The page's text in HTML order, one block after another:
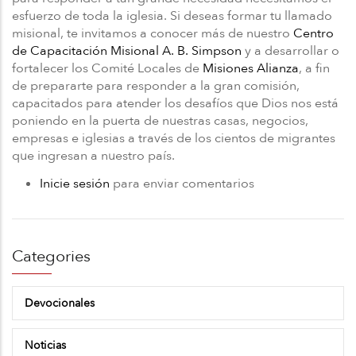
esfuerzo de toda la iglesia. Si deseas formar tu llamado
misional, te invitamos a conocer más de nuestro Centro
de Capacitación Misional A. B. Simpson y a desarrollar o
fortalecer los Comité Locales de Misiones Alianza, a fin
de prepararte para responder a la gran comisión,
capacitados para atender los desafíos que Dios nos está
poniendo en la puerta de nuestras casas, negocios,
empresas e iglesias a través de los cientos de migrantes
que ingresan a nuestro país.
Inicie sesión para enviar comentarios
Categories
Devocionales
Noticias